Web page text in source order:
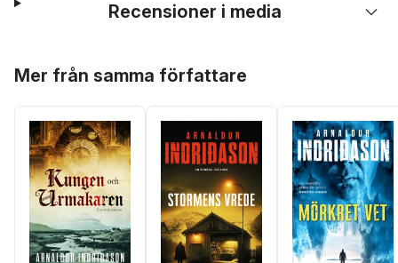
Recensioner i media
Mer från samma författare